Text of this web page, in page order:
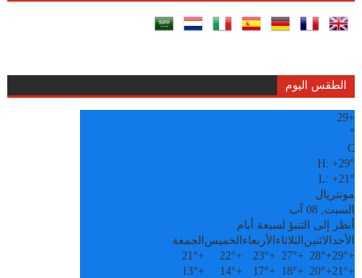
الطقس اليوم
+
29
°
C
H:+29°
L:+21°
مونتريال
السبت, 08 آب
أنظر إلى التنبؤ لسبعة أيام
الأحدالاثنين الثلاثاء الأربعاء الخميس الجمعة
+
29°
+
28°
+
27°
+
23°
+
22°
+
21°
+
21°
+
20°
+
18°
+
17°
+
14°
+
13°